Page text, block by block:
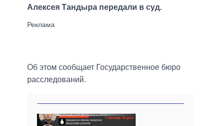
Алексея Тандыра передали в суд.
Об этом сообщает Государственное бюро
расследований.